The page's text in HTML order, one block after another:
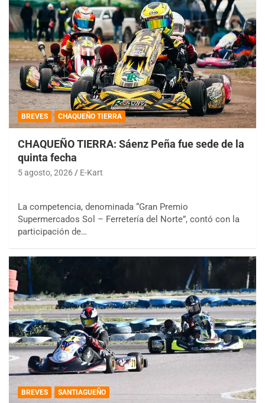
BREVES CHAQUEÑO TIERRA
CHAQUEÑO TIERRA: Sáenz Peña fue sede de la
quinta fecha
5 agosto, 2026 E-Kart
La competencia, denominada “Gran Premio
Supermercados Sol – Ferretería del Norte”, contó con la
participación de…
BREVES SANTIAGUEÑO